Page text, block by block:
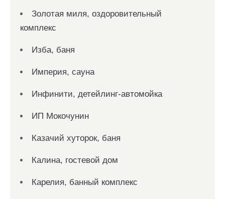
Золотая миля, оздоровительный
комплекс
Изба, баня
Империя, сауна
Инфинити, детейлинг-автомойка
ИП Мокочунин
Казачий хуторок, баня
Калина, гостевой дом
Карелия, банный комплекс